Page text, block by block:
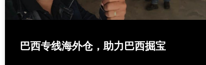
巴西专线海外仓，助力巴西掘宝